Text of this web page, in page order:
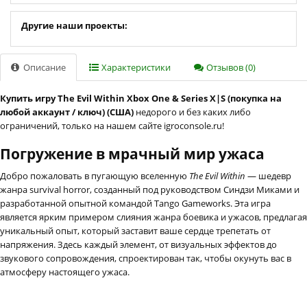
Другие наши проекты:
Описание Характеристики Отзывов (0)
Купить игру The Evil Within Xbox One & Series X|S (покупка на
любой аккаунт / ключ) (США) недорого и без каких либо
ограничений, только на нашем сайте igroconsole.ru!
Погружение в мрачный мир ужаса
Добро пожаловать в пугающую вселенную The Evil Within — шедевр
жанра survival horror, созданный под руководством Синдзи Миками и
разработанной опытной командой Tango Gameworks. Эта игра
является ярким примером слияния жанра боевика и ужасов, предлагая
уникальный опыт, который заставит ваше сердце трепетать от
напряжения. Здесь каждый элемент, от визуальных эффектов до
звукового сопровождения, спроектирован так, чтобы окунуть вас в
атмосферу настоящего ужаса.